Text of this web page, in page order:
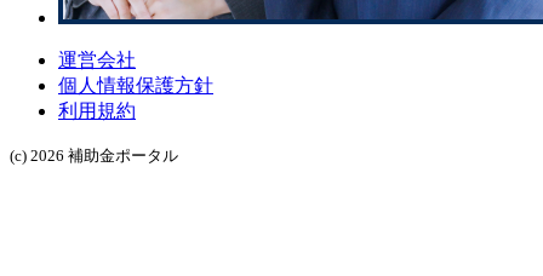
運営会社
個人情報保護方針
利用規約
(c) 2026 補助金ポータル